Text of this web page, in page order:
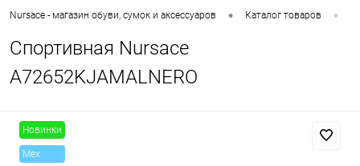
Nursace - магазин обуви, сумок и аксессуаров • Каталог товаров •
Спортивная Nursace
A72652KJAMALNERO
Новинки
Mex